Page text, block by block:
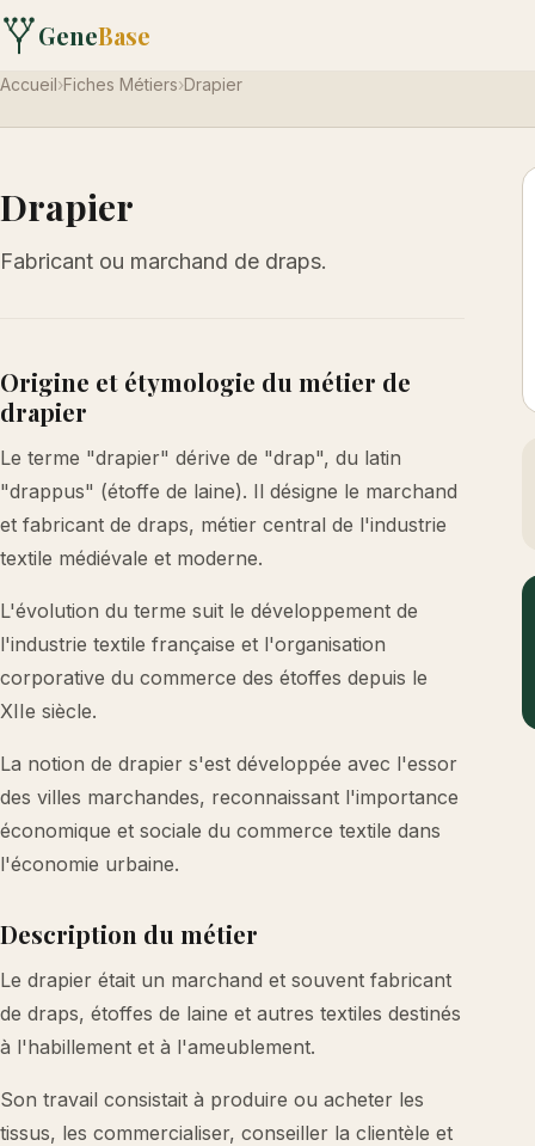
GeneBase
Accueil›Fiches Métiers›Drapier
Drapier
Fabricant ou marchand de draps.
Origine et étymologie du métier de
drapier
Le terme "drapier" dérive de "drap", du latin
"drappus" (étoffe de laine). Il désigne le marchand
et fabricant de draps, métier central de l'industrie
textile médiévale et moderne.
L'évolution du terme suit le développement de
l'industrie textile française et l'organisation
corporative du commerce des étoffes depuis le
XIIe siècle.
La notion de drapier s'est développée avec l'essor
des villes marchandes, reconnaissant l'importance
économique et sociale du commerce textile dans
l'économie urbaine.
Description du métier
Le drapier était un marchand et souvent fabricant
de draps, étoffes de laine et autres textiles destinés
à l'habillement et à l'ameublement.
Son travail consistait à produire ou acheter les
tissus, les commercialiser, conseiller la clientèle et